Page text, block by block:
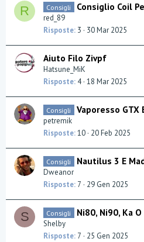
R Consigli Consiglio Coil
red_89
Risposte 3 30 Mar 2025
Aiuto Filo Zivpf
Hatsune_MiK
Risposte 4 18 Mar 2025
Consigli Vaporesso GTX
petremik
Risposte 10 20 Feb 2025
Consigli Nautilus 3 E
Dweanor
Risposte 7 29 Gen 2025
S Consigli Ni80, Ni90, Ka O
Shelby
Risposte 7 25 Gen 2025